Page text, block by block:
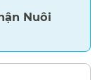
Nuôi​​